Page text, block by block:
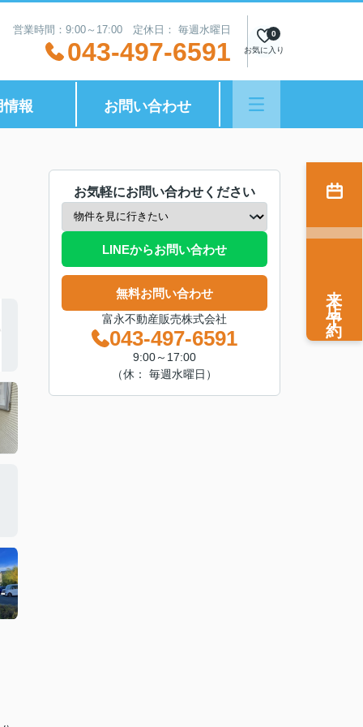
営業時間：9:00～17:00 定休日： 毎週水曜日
043-497-6591 お気に入り
0
情報 お問い合わせ
お気軽にお問い合わせください
LINEからお問い合わせ
無料お問い合わせ
富永不動産販売株式会社
043-497-6591
9:00～17:00
（休： 毎週水曜日）
来店予約